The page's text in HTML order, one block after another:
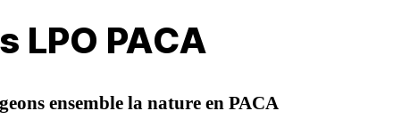
LPO PACA
ensemble la nature en PACA